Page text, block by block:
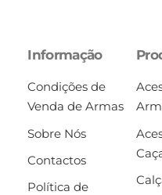
Informação
Condições de
Venda de Armas
Sobre Nós
Contactos
Política de